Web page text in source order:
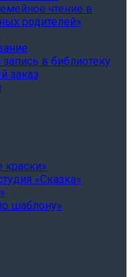
чтение в
родителей»
в библиотеку
заказ
краски»
«Сказка»
шаблону»